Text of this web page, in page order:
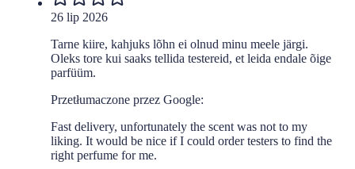
26 lip 2026
Tarne kiire, kahjuks lõhn ei olnud minu meele järgi.
Oleks tore kui saaks tellida testereid, et leida endale õige
parfüüm.
Przetłumaczone przez Google:
Fast delivery, unfortunately the scent was not to my
liking. It would be nice if I could order testers to find the
right perfume for me.